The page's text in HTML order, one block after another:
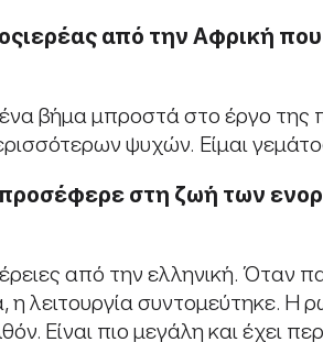
ιερέας από την Αφρική
βήμα μπροστά στο έργο της
ψυχών. Είμαι
στη ζωή των
από την ελληνική. Όταν
λειτουργία συντομεύτηκε. Η
Είναι πιο μεγάλη και έχει